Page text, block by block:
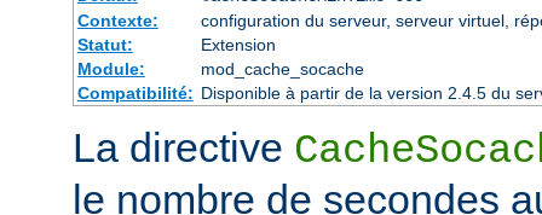
Contexte:
configuration du serveur, serveur virtuel,
Statut:
Extension
Module:
mod_cache_socache
Compatibilité: Disponible à partir de la version 2.4.5 du
La directive
le nombre de secondes